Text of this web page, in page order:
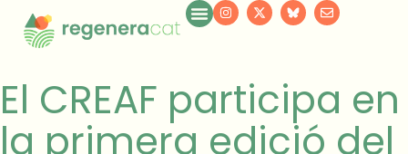
El CREAF participa en
la primera edició del